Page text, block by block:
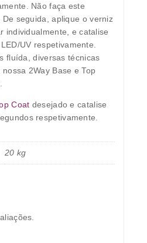
Não faça este
seguida, aplique o verniz
individualmente, e catalise
UV respetivamente.
fluída, diversas técnicas
2Way Base e Top
Coat desejado e catalise
respetivamente.
20 kg